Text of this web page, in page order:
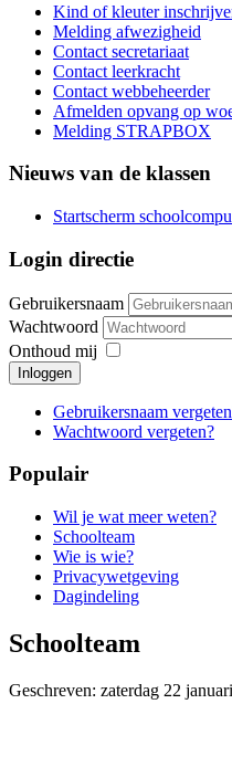
Kind of kleuter
Melding afwezigheid
Contact secretariaat
Contact leerkracht
Contact webbeheerder
Afmelden opvang op
Melding STRAPBOX
Nieuws van de klassen
Startscherm
Login directie
Gebruikersnaam
Wachtwoord
Onthoud mij
Inloggen
Gebruikersnaam
Wachtwoord vergeten?
Populair
Wil je wat meer weten?
Schoolteam
Wie is wie?
Privacywetgeving
Dagindeling
Schoolteam
Geschreven: zaterdag 22